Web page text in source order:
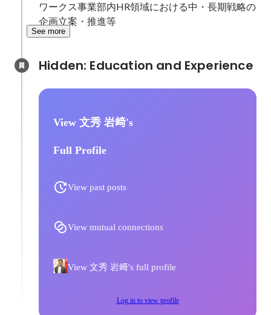
ワークス事業部内HR領域における中・長期戦略の
企画立案・推進等
See more
View 文秀 岩﨑's
Full Profile
View past posts
View mutual connections
View 文秀 岩﨑's full profile
Log in to view profile